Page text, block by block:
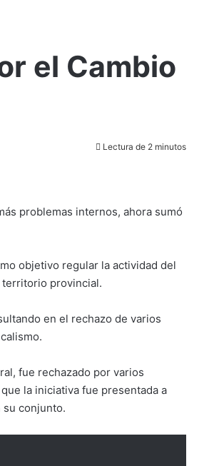
el Cambio
Lectura de 2 minutos
problemas internos, ahora sumó
objetivo regular la actividad del
territorio provincial.
en el rechazo de varios
fue rechazado por varios
la iniciativa fue presentada a
conjunto.